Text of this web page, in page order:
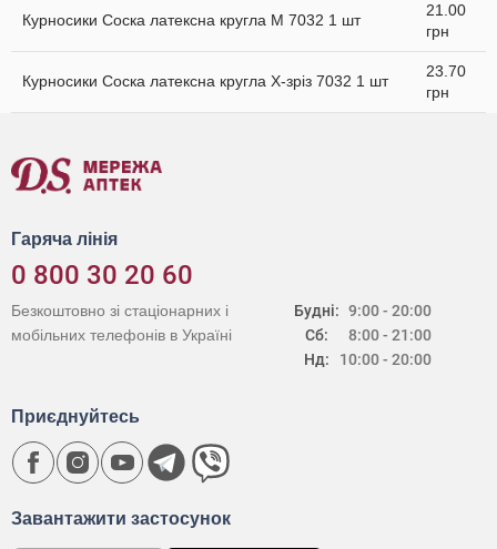
Курносики Соска латексна кругла M 7032 1 шт
21.00
грн
Курносики Соска латексна кругла X-зріз 7032 1 шт
23.70
грн
Гаряча лінія
0 800 30 20 60
Будні:
Сб:
Нд:
9:00 - 20:00
8:00 - 21:00
10:00 - 20:00
Безкоштовно зі стаціонарних і
мобільних телефонів в Україні
Завантажити застосунок
Приєднуйтесь